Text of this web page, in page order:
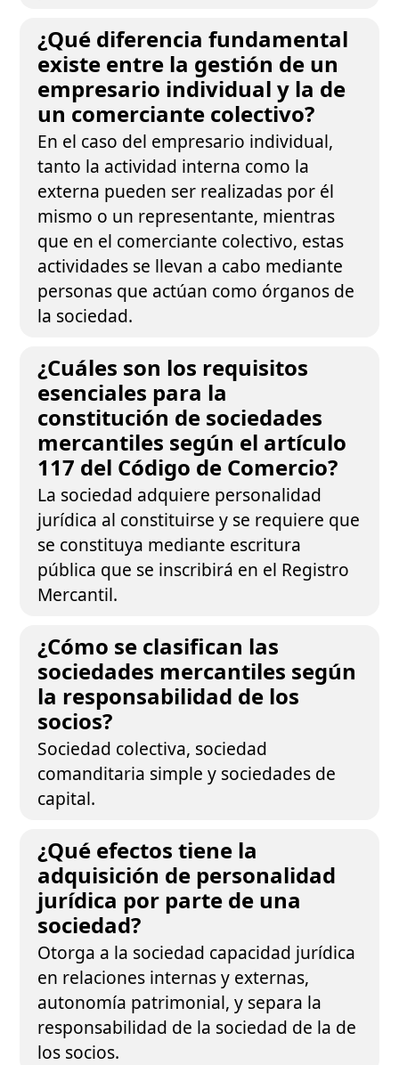
¿Qué diferencia fundamental
existe entre la gestión de un
empresario individual y la de
un comerciante colectivo?
En el caso del empresario individual,
tanto la actividad interna como la
externa pueden ser realizadas por él
mismo o un representante, mientras
que en el comerciante colectivo, estas
actividades se llevan a cabo mediante
personas que actúan como órganos de
la sociedad.
¿Cuáles son los requisitos
esenciales para la
constitución de sociedades
mercantiles según el artículo
117 del Código de Comercio?
La sociedad adquiere personalidad
jurídica al constituirse y se requiere que
se constituya mediante escritura
pública que se inscribirá en el Registro
Mercantil.
¿Cómo se clasifican las
sociedades mercantiles según
la responsabilidad de los
socios?
Sociedad colectiva, sociedad
comanditaria simple y sociedades de
capital.
¿Qué efectos tiene la
adquisición de personalidad
jurídica por parte de una
sociedad?
Otorga a la sociedad capacidad jurídica
en relaciones internas y externas,
autonomía patrimonial, y separa la
responsabilidad de la sociedad de la de
los socios.